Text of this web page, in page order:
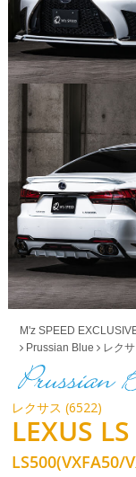
M'z SPEED
Prussian Blue レクサ
レクサス (6522)
LEXUS LS
LS500(VXFA50/